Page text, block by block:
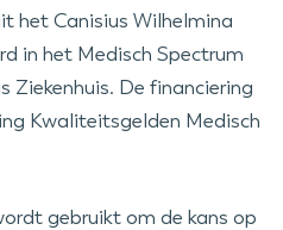
het Canisius Wilhelmina
in het Medisch Spectrum
Ziekenhuis. De financiering
Kwaliteitsgelden Medisch
gebruikt om de kans op